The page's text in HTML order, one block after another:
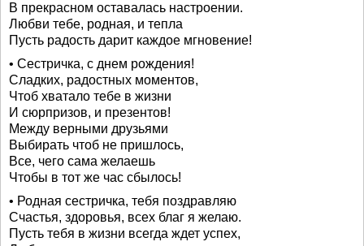
В прекрасном оставалась настроении.
Любви тебе, родная, и тепла
Пусть радость дарит каждое мгновение!
• Сестричка, с днем рождения!
Сладких, радостных моментов,
Чтоб хватало тебе в жизни
И сюрпризов, и презентов!
Между верными друзьями
Выбирать чтоб не пришлось,
Все, чего сама желаешь
Чтобы в тот же час сбылось!
• Родная сестричка, тебя поздравляю
Счастья, здоровья, всех благ я желаю.
Пусть тебя в жизни всегда ждет успех,